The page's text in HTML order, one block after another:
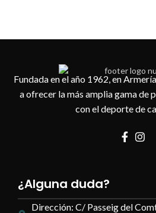
Fundada en el año 1962, en
a ofrecer la más amplia gama de
con el deporte de
¿Alguna duda?
Dirección: C/ Passeig del